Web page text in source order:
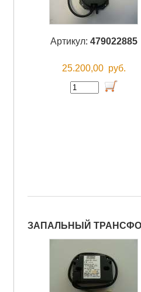
Артикул: 479022885
25.200,00 руб.
ЗАПАЛЬНЫЙ